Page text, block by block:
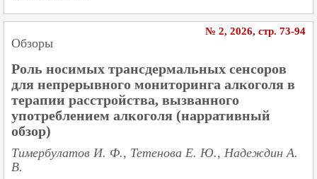
Обзоры
Роль носимых трансдермальных сенсоров
для непрерывного мониторинга алкоголя в
терапии расстройства, вызванного
употреблением алкоголя (нарративный
обзор)
Тимербулатов И. Ф., Тетенова Е. Ю., Надеждин А.
В.
№ 2, 2026, cтр. 73-94